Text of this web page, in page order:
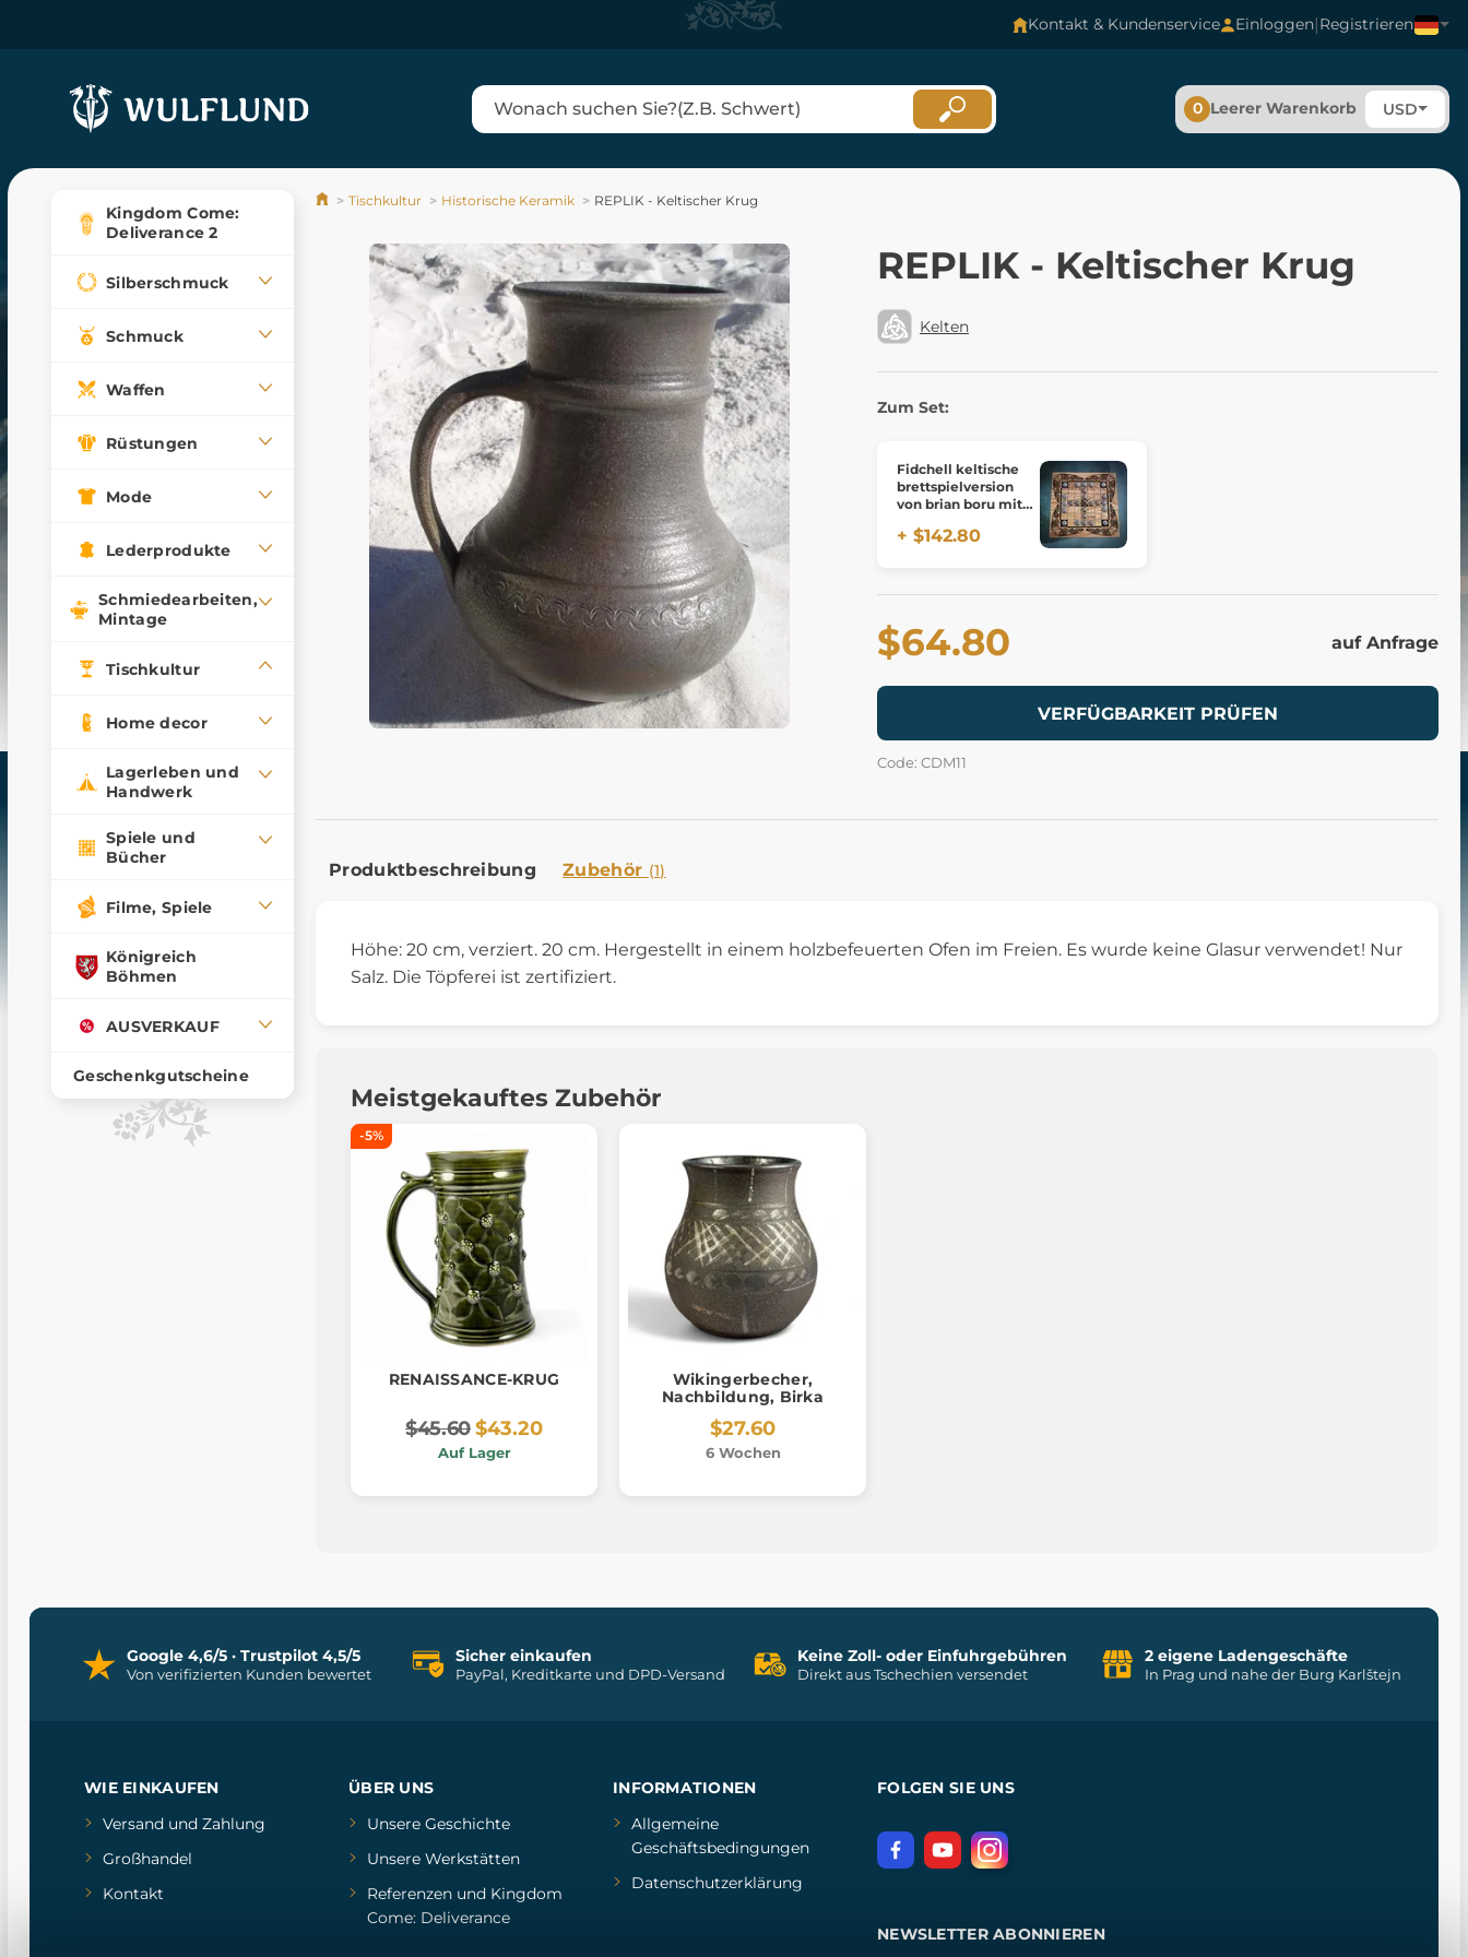
Kontakt & Kundenservice Einloggen|Registrieren
0 Leerer Warenkorb USD
Kingdom Come:
Deliverance 2
Silberschmuck
Schmuck
Waffen
Rüstungen
Mode
Lederprodukte
Schmiedearbeiten,
Mintage
Tischkultur
Home decor
Lagerleben und
Handwerk
Spiele und
Bücher
Filme, Spiele
Königreich
Böhmen
AUSVERKAUF
Geschenkgutscheine
Tischkultur Historische Keramik REPLIK - Keltischer Krug
REPLIK - Keltischer Krug
Kelten
Zum Set:
Fidchell keltische
brettspielversion
von brian boru mit
+ $142.80
$64.80 auf Anfrage
VERFÜGBARKEIT PRÜFEN
Code: CDM11
Produktbeschreibung Zubehör (1)
Höhe: 20 cm, verziert. 20 cm. Hergestellt in einem holzbefeuerten Ofen im Freien. Es wurde keine Glasur verwendet! Nur
Salz. Die Töpferei ist zertifiziert.
Meistgekauftes Zubehör
-5%
RENAISSANCE-KRUG
$45.60$43.20
Auf Lager
Wikingerbecher,
Nachbildung, Birka
$27.60
6 Wochen
Google 4,6/5 · Trustpilot 4,5/5
Von verifizierten Kunden bewertet
Sicher einkaufen
PayPal, Kreditkarte und DPD-Versand
Keine Zoll- oder Einfuhrgebühren
Direkt aus Tschechien versendet
2 eigene Ladengeschäfte
In Prag und nahe der Burg Karlštejn
WIE EINKAUFEN
Versand und Zahlung
Großhandel
Kontakt
ÜBER UNS
Unsere Geschichte
Unsere Werkstätten
Referenzenund Kingdom
Come: Deliverance
INFORMATIONEN
Allgemeine
Geschäftsbedingungen
Datenschutzerklärung
FOLGEN SIE UNS
NEWSLETTER ABONNIEREN